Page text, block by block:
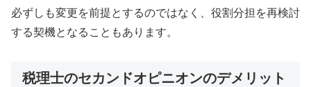
必ずしも変更を前提とするのではなく、役割分担を再検討
する契機となることもあります。
税理士のセカンドオピニオンのデメリット